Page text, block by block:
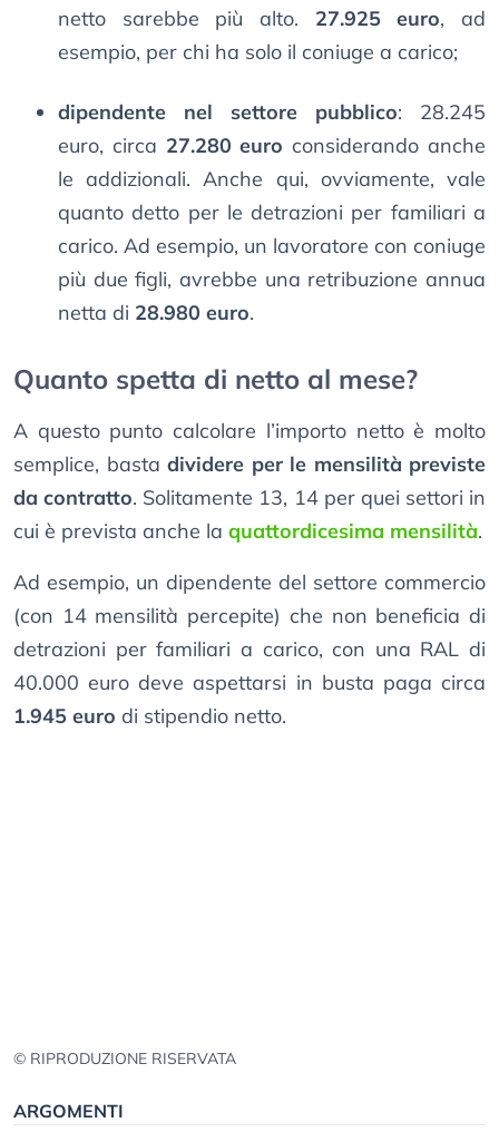
netto sarebbe più alto. 27.925 euro, ad
esempio, per chi ha solo il coniuge a carico;
dipendente nel settore pubblico: 28.245
euro, circa 27.280 euro considerando anche
le addizionali. Anche qui, ovviamente, vale
quanto detto per le detrazioni per familiari a
carico. Ad esempio, un lavoratore con coniuge
più due figli, avrebbe una retribuzione annua
netta di 28.980 euro.
Quanto spetta di netto al mese?
A questo punto calcolare l’importo netto è molto
semplice, basta dividere per le mensilità previste
da contratto. Solitamente 13, 14 per quei settori in
cui è prevista anche la quattordicesima mensilità.
Ad esempio, un dipendente del settore commercio
(con 14 mensilità percepite) che non beneficia di
detrazioni per familiari a carico, con una RAL di
40.000 euro deve aspettarsi in busta paga circa
1.945 euro di stipendio netto.
© RIPRODUZIONE RISERVATA
ARGOMENTI